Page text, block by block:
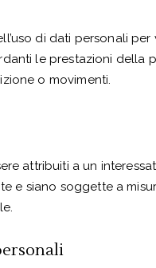
di dati personali per
le prestazioni della
o movimenti.
attribuiti a un
e siano soggette a